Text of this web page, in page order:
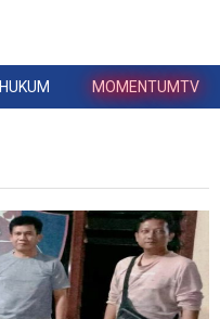
HUKUM MOMENTUMTV